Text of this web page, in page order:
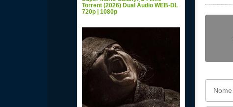
Torrent (2026) Dual Áudio WEB-DL
720p | 1080p